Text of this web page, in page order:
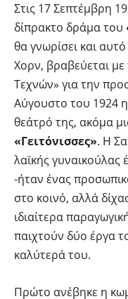
Στις 17 Σεπτέμβρη
δίπρακτο δράμα του
θα γνωρίσει και
Χορν, βραβεύεται με
Τεχνών» για την
Αύγουστο του 1924
θεάτρό της, ακόμα
«Γειτόνισσες». Η
λαϊκής γυναικούλας
-ήταν ένας
στο κοινό, αλλά
ιδιαίτερα
παιχτούν δύο έργα
καλύτερά του.
Πρώτο ανέβηκε η